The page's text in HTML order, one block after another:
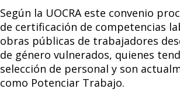
Según la UOCRA este convenio
de certificación de competencias
obras públicas de trabajadores
de género vulnerados, quienes
selección de personal y son
como Potenciar Trabajo.